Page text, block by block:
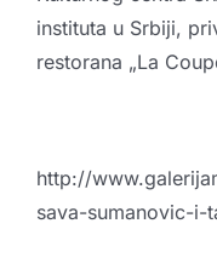
instituta u Srbiji,
restorana „La
http://
sava-sumanovic-i-